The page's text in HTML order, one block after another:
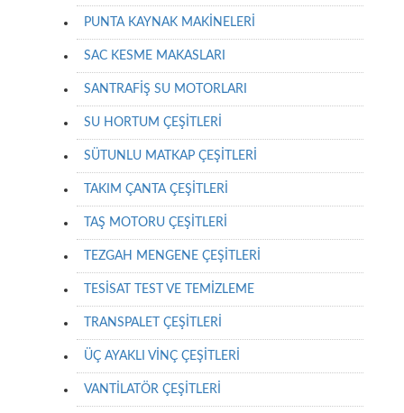
PUNTA KAYNAK MAKİNELERİ
SAC KESME MAKASLARI
SANTRAFİŞ SU MOTORLARI
SU HORTUM ÇEŞİTLERİ
SÜTUNLU MATKAP ÇEŞİTLERİ
TAKIM ÇANTA ÇEŞİTLERİ
TAŞ MOTORU ÇEŞİTLERİ
TEZGAH MENGENE ÇEŞİTLERİ
TESİSAT TEST VE TEMİZLEME
TRANSPALET ÇEŞİTLERİ
ÜÇ AYAKLI VİNÇ ÇEŞİTLERİ
VANTİLATÖR ÇEŞİTLERİ